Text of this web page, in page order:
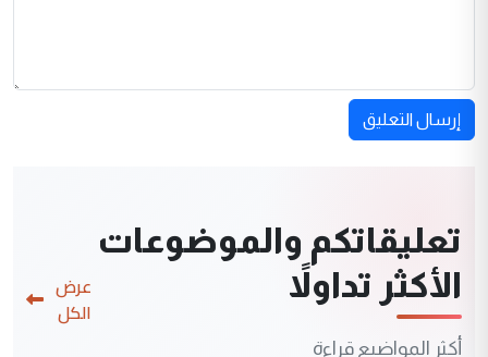
إرسال التعليق
تعليقاتكم والموضوعات
الأكثر تداولاً
أكثر المواضيع قراءة
عرض
الكل